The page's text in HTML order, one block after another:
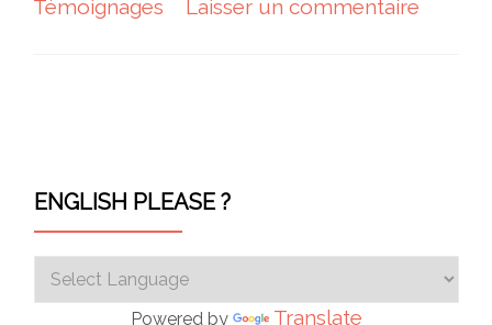
Témoignages Laisser un commentaire
ENGLISH PLEASE ?
Powered by Translate